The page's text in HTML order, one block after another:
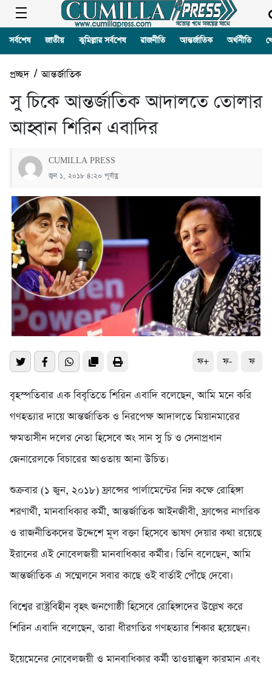
সর্বশেষ জাতীয় কুমিল্লার সর্বশেষ রাজনীতি আন্তর্জাতিক অর্থনীতি
প্রচ্ছদ/আন্তর্জাতিক
সু চিকে আন্তর্জাতিক আদালতে তোলার
আহ্বান শিরিন এবাদির
CUMILLA PRESS
জুন ১, ২০১৮ ৪:২০ পূর্বাহ্ণ
ফ+ ফ- ফ
বৃহস্পতিবার এক বিবৃতিতে শিরিন এবাদি বলেছেন, আমি মনে করি
গণহত্যার দায়ে আন্তর্জাতিক ও নিরপেক্ষ আদালতে মিয়ানমারের
ক্ষমতাসীন দলের নেতা হিসেবে অং সান সু চি ও সেনাপ্রধান
জেনারেলকে বিচারের আওতায় আনা উচিত।
শুক্রবার (১ জুন, ২০১৮) ফ্রান্সের পার্লামেন্টের নিম্ন কক্ষে রোহিঙ্গা
শরণার্থী, মানবাধিকার কর্মী, আন্তর্জাতিক আইনজীবী, ফ্রান্সের নাগরিক
ও রাজনীতিকদের উদ্দেশে মূল বক্তা হিসেবে ভাষণ দেয়ার কথা রয়েছে
ইরানের এই নোবেলজয়ী মানবাধিকার কর্মীর। তিনি বলেছেন, আমি
আন্তর্জাতিক এ সম্মেলনে সবার কাছে ওই বার্তাই পৌঁছে দেবো।
বিশ্বের রাষ্ট্রবিহীন বৃহৎ জনগোষ্ঠী হিসেবে রোহিঙ্গাদের উল্লেখ করে
শিরিন এবাদি বলেছেন, তারা ধীরগতির গণহত্যার শিকার হয়েছেন।
ইয়েমেনের নোবেলজয়ী ও মানবাধিকার কর্মী তাওয়াক্কুল কারমান এবং